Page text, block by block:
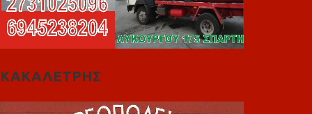
ΚΑΚΑΛΕΤΡΗΣ